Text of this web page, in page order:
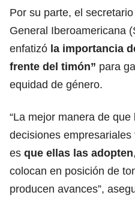
Por su parte, el
General Iberoamericana
enfatizó la importancia
frente del timón” para
equidad de género.
“La mejor manera de que
decisiones
es que ellas las adopten
colocan en posición de
producen avances”,